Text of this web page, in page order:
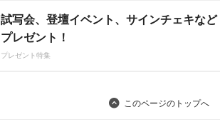
試写会、登壇イベント、サインチェキなど
プレゼント！
プレゼント特集
このページのトップへ